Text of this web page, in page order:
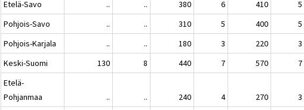
Etelä-Savo
.. .. 380 6 410
5
Pohjois-Savo
.. .. 310 5 400
5
Pohjois-Karjala
.. .. 180 3 220
3
Keski-Suomi
130 8 440 7 570
7
Etelä-
Pohjanmaa
.. .. 240 4 270
3